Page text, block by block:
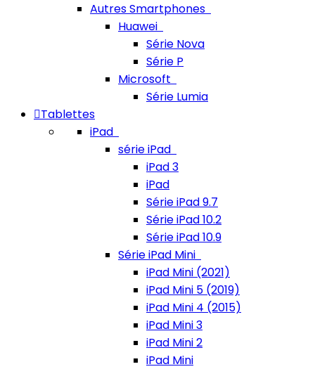
Autres Smartphones
Huawei
Série Nova
Série P
Microsoft
Série Lumia
Tablettes
iPad
série iPad
iPad 3
iPad
Série iPad 9.7
Série iPad 10.2
Série iPad 10.9
Série iPad Mini
iPad Mini (2021)
iPad Mini 5 (2019)
iPad Mini 4 (2015)
iPad Mini 3
iPad Mini 2
iPad Mini